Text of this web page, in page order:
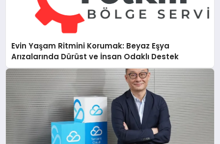
Evin Yaşam Ritmini Korumak: Beyaz Eşya
Arızalarında Dürüst ve İnsan Odaklı Destek